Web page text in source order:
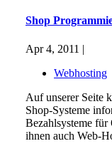
Shop
Apr 4, 2011 |
Webhosting
Auf unserer Seite
Shop-Systeme
Bezahlsysteme
ihnen auch Web-